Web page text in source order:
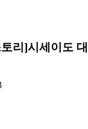
리]시세이도